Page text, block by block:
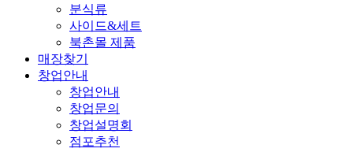
분식류
사이드&세트
북촌몰 제품
매장찾기
창업안내
창업안내
창업문의
창업설명회
점포추천